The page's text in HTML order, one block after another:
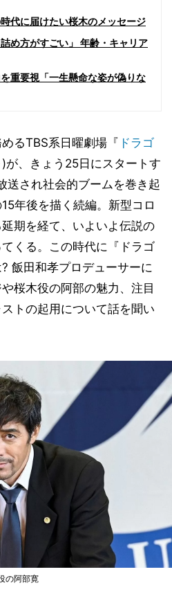
代に届けたい桜木のメッセージ
め方がすごい」 年齢・キャリア
重要視「一生懸命な姿が偽りな
るTBS系日曜劇場『 ドラゴ
が、きょう25日にスタートす
送され社会的ブームを巻き起
年後を描く続編。新型コロ
期を経て、いよいよ伝説の
くる。この時代に『ドラゴ
飯田和孝プロデューサーに
桜木役の阿部の魅力、注目
トの起用について話を聞い
の阿部寛